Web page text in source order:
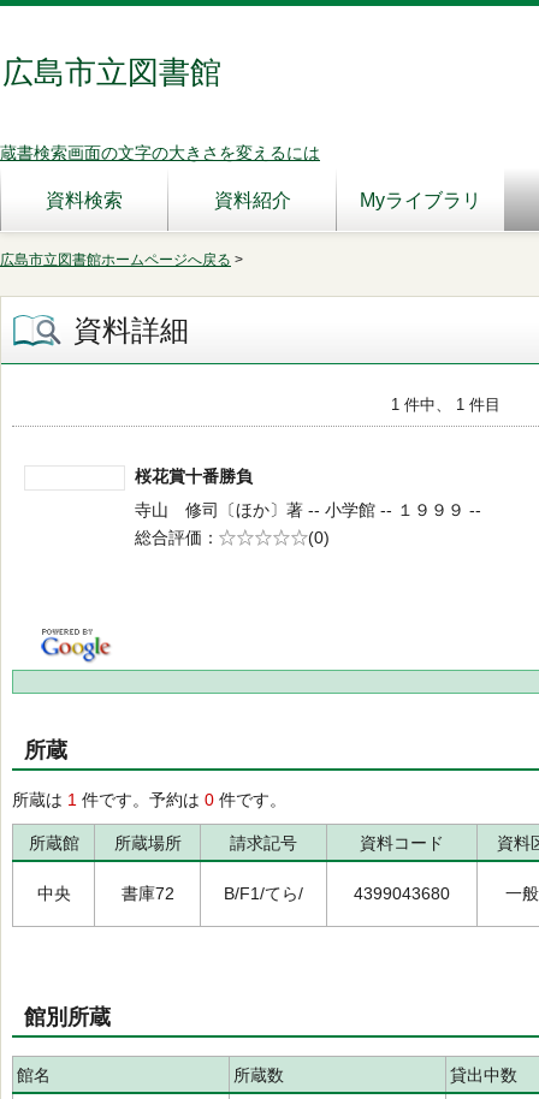
広島市立図書館
蔵書検索画面の文字の大きさを変えるには
資料検索 資料紹介 Myライブラリ
広島市立図書館ホームページへ戻る >
資料詳細
1 件中、 1 件目
桜花賞十番勝負
寺山 修司〔ほか〕著 -- 小学館 -- １９９９ --
総合評価
5段階評価
(0)
所蔵
所蔵は 1 件です。予約は 0 件です。
所蔵館 所蔵場所 請求記号 資料コード 資料
中央 書庫72 B/F1/てら/ 4399043680 一
館別所蔵
館名 所蔵数
貸出中数